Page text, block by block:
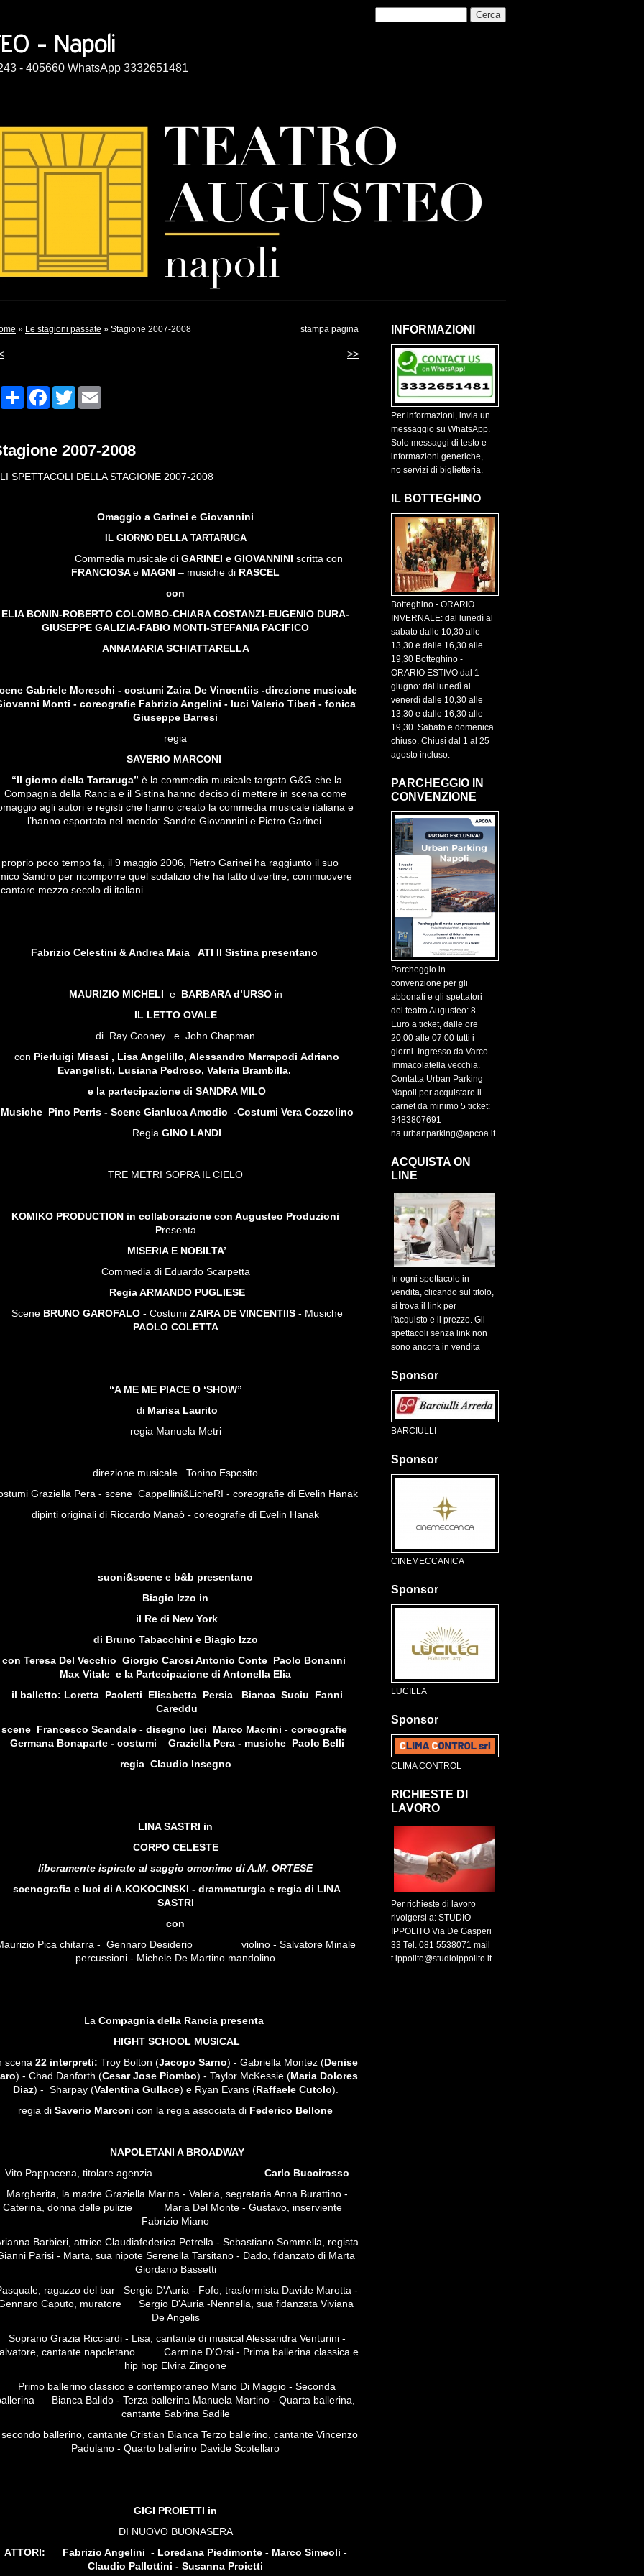
- 405660 WhatsApp 3332651481
» Le stagioni passate » Stagione 2007-2008 stampa pagina
>>
Share Facebook
Twitter
2007-2008
SPETTACOLI DELLA STAGIONE 2007-2008
Omaggio a Garinei e Giovannini
IL GIORNO DELLA TARTARUGA
Commedia musicale di GARINEI e GIOVANNINI scritta con
FRANCIOSAe MAGNI – musiche di RASCEL
con
ELIA BONIN-ROBERTO COLOMBO-CHIARA COSTANZI-EUGENIO DURA-
GIUSEPPE GALIZIA-FABIO MONTI-STEFANIA PACIFICO
ANNAMARIA SCHIATTARELLA
Gabriele Moreschi - costumi Zaira De Vincentiis -direzione musicale
Monti - coreografie Fabrizio Angelini - luci Valerio Tiberi - fonica
Giuseppe Barresi
regia
SAVERIO MARCONI
“Il giorno della Tartaruga” è la commedia musicale targata G&G che la
Compagnia della Rancia e il Sistina hanno deciso di mettere in scena come
agli autori e registi che hanno creato la commedia musicale italiana e
l’hanno esportata nel mondo: Sandro Giovanninie Pietro Garinei.
poco tempo fa, il 9 maggio 2006, Pietro Garinei ha raggiunto il suo
Sandro per ricomporre quel sodalizio che ha fatto divertire, commuovere
mezzo secolo di italiani.
Fabrizio Celestini &Andrea MaiaATI Il Sistinapresentano
MAURIZIO MICHELI e BARBARA d’URSO in
IL LETTO OVALE
di Ray Cooney e John Chapman
con Pierluigi Misasi , Lisa Angelillo, Alessandro Marrapodi Adriano
Evangelisti, Lusiana Pedroso, Valeria Brambilla.
e la partecipazione di SANDRA MILO
Pino Perris - Scene Gianluca Amodio -Costumi Vera Cozzolino
Regia GINO LANDI
TRE METRI SOPRA IL CIELO
KOMIKO PRODUCTION in collaborazione con Augusteo Produzioni
Presenta
MISERIA E NOBILTA’
Commedia di Eduardo Scarpetta
Regia ARMANDO PUGLIESE
Scene BRUNO GAROFALO - Costumi ZAIRA DE VINCENTIIS - Musiche
PAOLO COLETTA
“A ME ME PIACE O ‘SHOW”
di Marisa Laurito
regia Manuela Metri
direzione musicale Tonino Esposito
Graziella Pera - scene Cappellini&LicheRI - coreografie di Evelin Hanak
dipinti originali di Riccardo Manaò - coreografie di Evelin Hanak
suoni&scene e b&b presentano
Biagio Izzo in
il Re di New York
di Bruno Tabacchini e Biagio Izzo
con Teresa Del Vecchio Giorgio Carosi Antonio Conte Paolo Bonanni
Max Vitale e la Partecipazione di Antonella Elia
il balletto: Loretta Paoletti Elisabetta Persia BiancaSuciu Fanni
Careddu
scene Francesco Scandale - disegno luci Marco Macrini - coreografie
Germana Bonaparte - costumi Graziella Pera - musiche Paolo Belli
regia Claudio Insegno
LINA SASTRI in
CORPO CELESTE
liberamente ispirato al saggio omonimo di A.M. ORTESE
scenografia e luci di A.KOKOCINSKI - drammaturgia e regia di LINA
SASTRI
con
Pica chitarra - Gennaro Desiderio violino - Salvatore Minale
percussioni - Michele De Martino mandolino
La Compagnia della Rancia presenta
HIGHT SCHOOL MUSICAL
scena 22 interpreti: Troy Bolton (Jacopo Sarno) - Gabriella Montez (Denise
) - Chad Danforth (Cesar Jose Piombo) - Taylor McKessie (Maria Dolores
Diaz) - Sharpay (Valentina Gullace) e Ryan Evans (Raffaele Cutolo).
regia di Saverio Marconi con la regia associata di Federico Bellone
NAPOLETANI A BROADWAY
Vito Pappacena, titolare agenzia Carlo Buccirosso
Margherita, la madre Graziella Marina - Valeria, segretaria Anna Burattino -
Caterina, donna delle pulizie Maria Del Monte - Gustavo, inserviente
Fabrizio Miano
Barbieri, attrice Claudiafederica Petrella - Sebastiano Sommella, regista
Parisi - Marta, sua nipote Serenella Tarsitano - Dado, fidanzato di Marta
Giordano Bassetti
ragazzo del bar Sergio D'Auria - Fofo, trasformista Davide Marotta -
Caputo, muratore Sergio D'Auria -Nennella, sua fidanzata Viviana
De Angelis
Soprano Grazia Ricciardi - Lisa, cantante di musical Alessandra Venturini -
cantante napoletano Carmine D'Orsi - Prima ballerina classica e
hip hop Elvira Zingone
Primo ballerino classico e contemporaneo Mario Di Maggio - Seconda
Bianca Balido - Terza ballerina Manuela Martino - Quarta ballerina,
cantante Sabrina Sadile
ballerino, cantante Cristian Bianca Terzo ballerino, cantante Vincenzo
Padulano - Quarto ballerino Davide Scotellaro
GIGI PROIETTI in
DI NUOVO BUONASERA
ATTORI: Fabrizio Angelini - Loredana Piedimonte - Marco Simeoli -
Claudio Pallottini - Susanna Proietti
INFORMAZIONI
Per informazioni, invia un
messaggio su WhatsApp.
Solo messaggi di testo e
informazioni generiche,
no servizi di biglietteria.
IL BOTTEGHINO
Botteghino - ORARIO
INVERNALE: dal lunedì al
sabato dalle 10,30 alle
13,30 e dalle 16,30 alle
19,30 Botteghino -
ORARIO ESTIVO dal 1
giugno: dal lunedì al
venerdì dalle 10,30 alle
13,30 e dalle 16,30 alle
19,30. Sabato e domenica
chiuso. Chiusi dal 1 al 25
agosto incluso.
PARCHEGGIO IN
CONVENZIONE
Parcheggio in
convenzione per gli
abbonati e gli spettatori
del teatro Augusteo: 8
Euro a ticket, dalle ore
20.00 alle 07.00 tutti i
giorni. Ingresso da Varco
Immacolatella vecchia.
Contatta Urban Parking
Napoli per acquistare il
carnet da minimo 5 ticket:
3483807691
na.urbanparking@apcoa.it
ACQUISTA ON
LINE
In ogni spettacolo in
vendita, clicando sul titolo,
si trova il link per
l'acquisto e il prezzo. Gli
spettacoli senza link non
sono ancora in vendita
Sponsor
BARCIULLI
Sponsor
CINEMECCANICA
Sponsor
LUCILLA
Sponsor
CLIMA CONTROL
RICHIESTE DI
LAVORO
Per richieste di lavoro
rivolgersi a: STUDIO
IPPOLITO Via De Gasperi
33 Tel. 081 5538071 mail
t.ippolito@studioippolito.it